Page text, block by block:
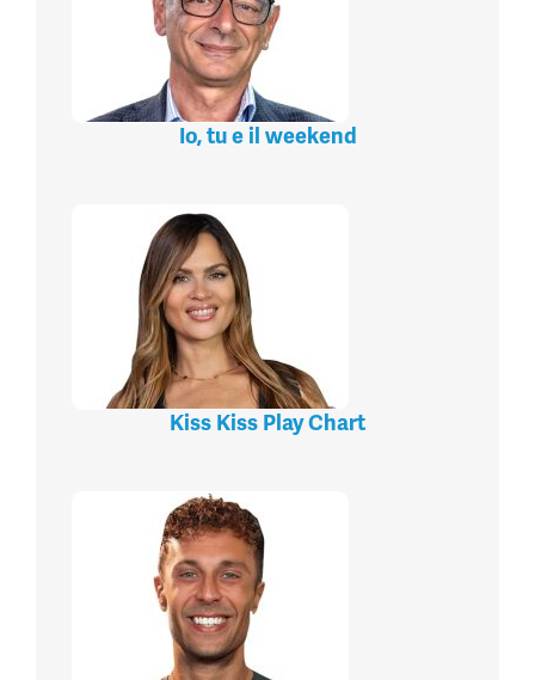
Io, tu e il weekend
Kiss Kiss Play Chart